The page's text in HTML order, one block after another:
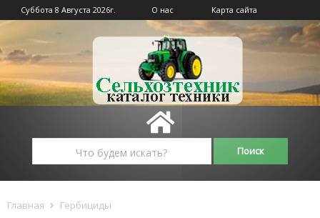
Суббота 8 Августа 2026г. О нас Карта сайта
Главная Гербициды